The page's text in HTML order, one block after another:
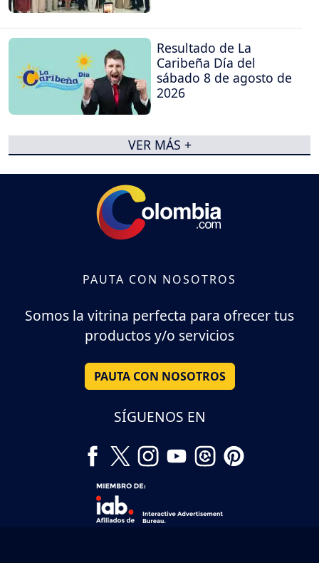
Resultado de La
Caribeña Día del
sábado 8 de agosto de
2026
VER MÁS +
PAUTA CON NOSOTROS
Somos la vitrina perfecta para ofrecer tus
productos y/o servicios
PAUTA CON NOSOTROS
SÍGUENOS EN